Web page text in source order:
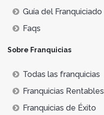
Guía del Franquiciado
Faqs
Sobre Franquicias
Todas las franquicias
Franquicias Rentables
Franquicias de Éxito